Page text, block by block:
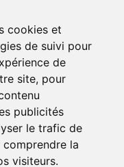
cookies et
de suivi pour
de
site, pour
publicités
le trafic de
la
visiteurs.
ACCEPTÉS